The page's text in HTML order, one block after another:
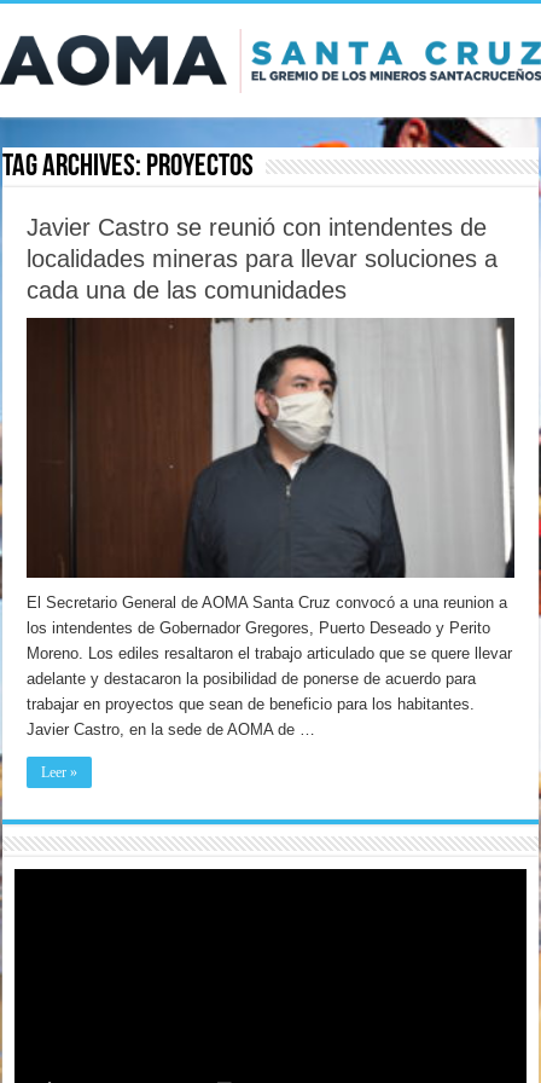
Tag Archives: proyectos
Javier Castro se reunió con intendentes de
localidades mineras para llevar soluciones a
cada una de las comunidades
El Secretario General de AOMA Santa Cruz convocó a una reunion a
los intendentes de Gobernador Gregores, Puerto Deseado y Perito
Moreno. Los ediles resaltaron el trabajo articulado que se quere llevar
adelante y destacaron la posibilidad de ponerse de acuerdo para
trabajar en proyectos que sean de beneficio para los habitantes.
Javier Castro, en la sede de AOMA de …
Leer »